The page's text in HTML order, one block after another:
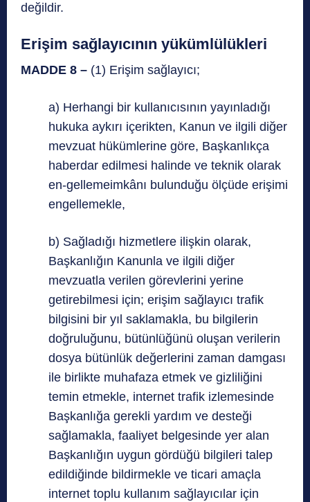
değildir.
Erişim sağlayıcının yükümlülükleri
MADDE 8 – (1) Erişim sağlayıcı;
a) Herhangi bir kullanıcısının yayınladığı
hukuka aykırı içerikten, Kanun ve ilgili diğer
mevzuat hükümlerine göre, Başkanlıkça
haberdar edilmesi halinde ve teknik olarak
en-gellemeimkânı bulunduğu ölçüde erişimi
engellemekle,
b) Sağladığı hizmetlere ilişkin olarak,
Başkanlığın Kanunla ve ilgili diğer
mevzuatla verilen görevlerini yerine
getirebilmesi için; erişim sağlayıcı trafik
bilgisini bir yıl saklamakla, bu bilgilerin
doğruluğunu, bütünlüğünü oluşan verilerin
dosya bütünlük değerlerini zaman damgası
ile birlikte muhafaza etmek ve gizliliğini
temin etmekle, internet trafik izlemesinde
Başkanlığa gerekli yardım ve desteği
sağlamakla, faaliyet belgesinde yer alan
Başkanlığın uygun gördüğü bilgileri talep
edildiğinde bildirmekle ve ticari amaçla
internet toplu kullanım sağlayıcılar için